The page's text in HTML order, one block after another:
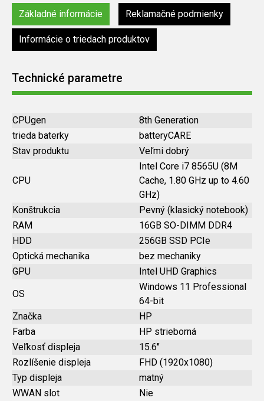
Základné informácie Reklamačné podmienky
Informácie o triedach produktov
Technické parametre
CPUgen
8th Generation
trieda baterky
batteryCARE
Stav produktu
Veľmi dobrý
CPU
Intel Core i7 8565U (8M
Cache, 1.80 GHz up to 4.60
GHz)
Konštrukcia
Pevný (klasický notebook)
RAM
16GB SO-DIMM DDR4
HDD
256GB SSD PCIe
Optická mechanika
bez mechaniky
GPU
Intel UHD Graphics
OS
Windows 11 Professional
64-bit
Značka
HP
Farba
HP strieborná
Veľkosť displeja
15.6"
Rozlíšenie displeja
FHD (1920x1080)
Typ displeja
matný
WWAN slot
Nie